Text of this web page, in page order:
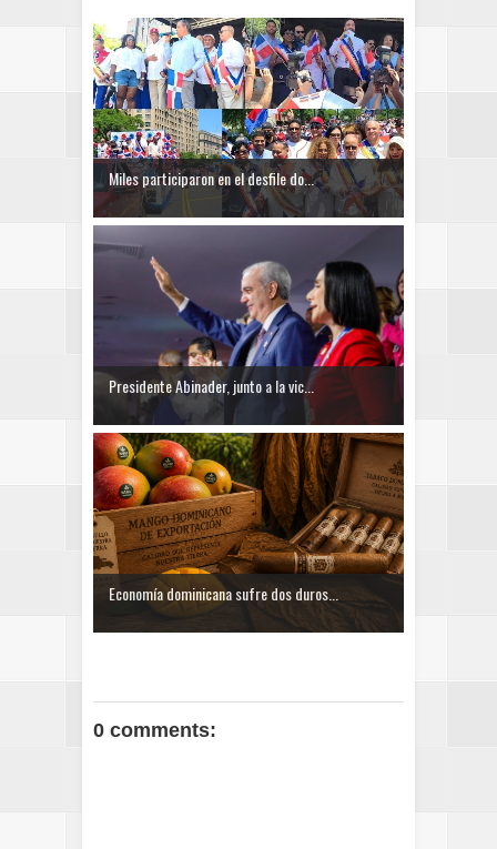
Miles participaron en el desfile do...
Presidente Abinader, junto a la vic...
Economía dominicana sufre dos duros...
0 comments: